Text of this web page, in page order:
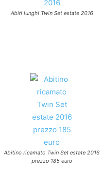
Abiti lunghi Twin Set estate 2016
Abitino ricamato Twin Set estate 2016
prezzo 185 euro